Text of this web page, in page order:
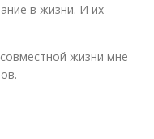
в жизни. И их
жизни мне